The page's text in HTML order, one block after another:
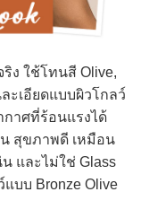
ใช้โทนสี Olive,
ะเอียดแบบผิวโกลว์
กาศที่ร้อนแรงได้
สุขภาพดี เหมือน
และไม่ใช่ Glass
บบ Bronze Olive